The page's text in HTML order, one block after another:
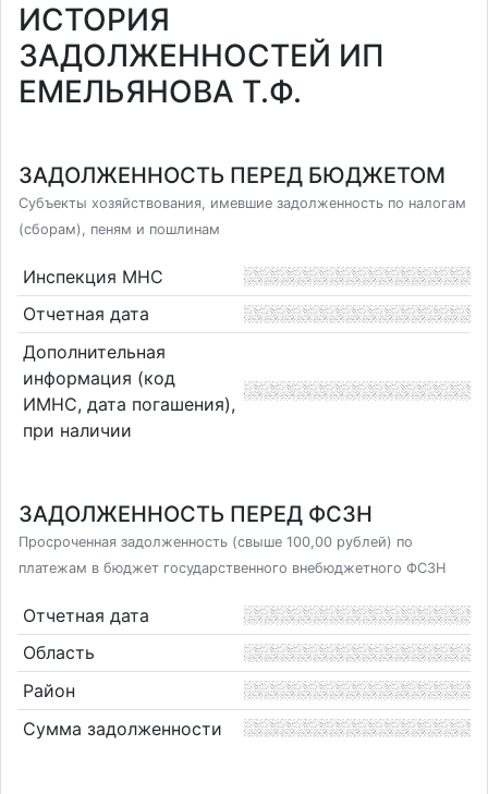
ИСТОРИЯ
ЗАДОЛЖЕННОСТЕЙ ИП
ЕМЕЛЬЯНОВА Т.Ф.
ЗАДОЛЖЕННОСТЬ ПЕРЕД БЮДЖЕТОМ
Субъекты хозяйствования, имевшие задолженность по налогам
(сборам), пеням и пошлинам
Инспекция МНС
Отчетная дата
Дополнительная
информация (код
ИМНС, дата погашения),
при наличии
ЗАДОЛЖЕННОСТЬ ПЕРЕД ФСЗН
Просроченная задолженность (свыше 100,00 рублей) по
платежам в бюджет государственного внебюджетного ФСЗН
Отчетная дата
Область
Район
Сумма задолженности